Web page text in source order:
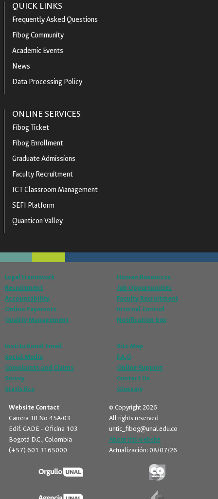
QUICK LINKS
Frequently Asked Questions
Fibog Community
Academic Events
News
Data Processing Policy
ONLINE SERVICES
Fibog Ticket
Fibog Enrollment
Graduate Admissions
Faculty Recruitment
ICT Classroom Management
SEFI Platform
Quanticon Valley
Legal Framework
Recruitment
Accountability
Online Payments
Quality Management
Human Resources
Job Opportunities
Faculty Recruitment
Internal Control
Notification box
Institutional Email
Social Media
Complaints and Claims
Survey
Statistics
Site Map
F.A.Q
Online Support
Contact Us
Glossary
Website Contact
Carrera 30 No 45A-03
Edif. CADE - Oficina 103
Bogotá D.C., Colombia
(+57) 601 3165000
© Copyright 2026
All rights reserved
untic_fibog@unal.edu.co
About this website
Actualización: 08/07/26